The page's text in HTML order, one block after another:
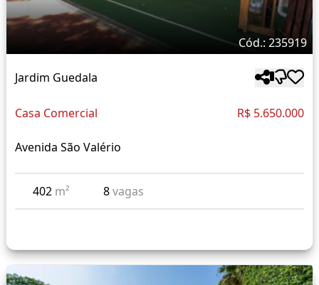
Cód.: 235919
Jardim Guedala
Casa Comercial R$ 5.650.000
Avenida São Valério
402 m² 8vagas